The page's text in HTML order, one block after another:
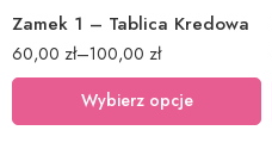
Zamek 1 – Tablica Kredowa
60,00 zł–100,00 zł
Wybierz opcje